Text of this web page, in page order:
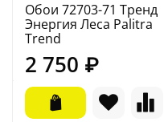
Обои 72703-71 Тренд
Энергия Леса Palitra
Trend
2 750 ₽